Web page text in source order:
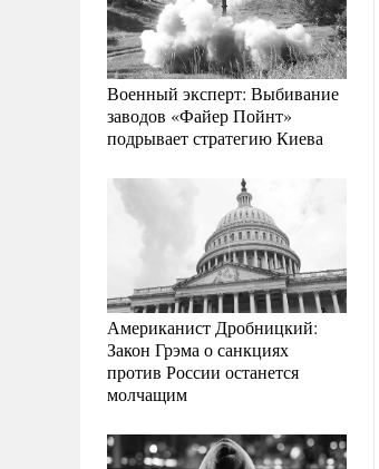
Военный эксперт: Выбивание
заводов «Файер Пойнт»
подрывает стратегию Киева
Американист Дробницкий:
Закон Грэма о санкциях
против России останется
молчащим